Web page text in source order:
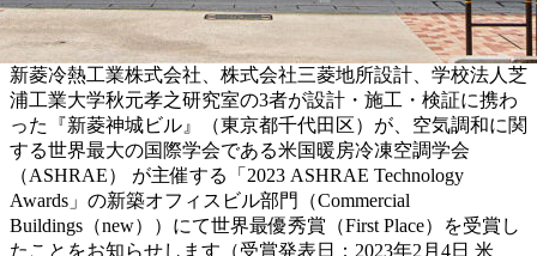
新菱冷熱工業株式会社、株式会社三菱地所設計、学校法人芝
浦工業大学秋元孝之研究室の3者が設計・施工・検証に携わ
った『新菱神城ビル』（東京都千代田区）が、空気調和に関
する世界最大の国際学会である米国暖房冷凍空調学会
（ASHRAE） が主催する「2023 ASHRAE Technology
Awards」の新築オフィスビル部門（Commercial
Buildings（new））にて世界最優秀賞（First Place）を受賞し
たことをお知らせします（受賞発表日：2023年2月4日 米